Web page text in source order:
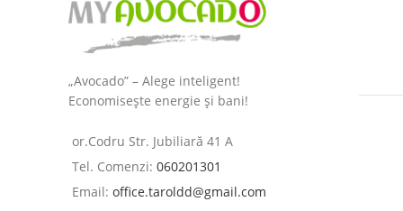
„Avocado” – Alege inteligent!
Economisește energie și bani!
or.Codru Str. Jubiliară 41 A
Tel. Comenzi: 060201301
Email: office.taroldd@gmail.com